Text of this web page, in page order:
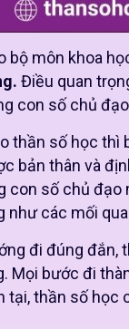
bộ môn khoa
Điều quan
con số chủ
thần số học
bản thân và
con số chủ
các mối
đi đúng
Mọi bước đi
tại, thần số